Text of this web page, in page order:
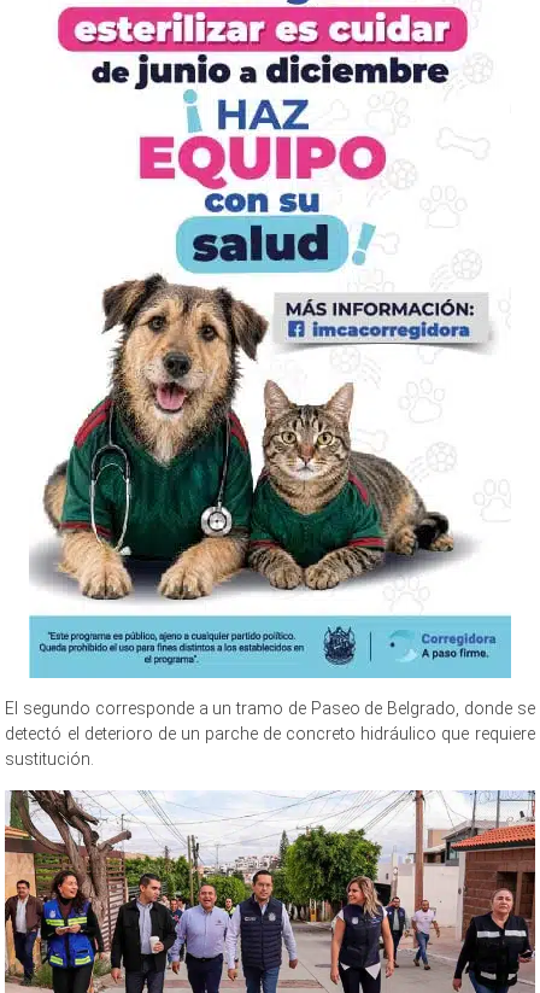
El segundo corresponde a un tramo de Paseo de Belgrado, donde se
detectó el deterioro de un parche de concreto hidráulico que requiere
sustitución.